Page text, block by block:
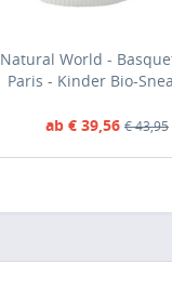
Natural World -
Paris - Kinder Bio-
ab € 39,56 € 43,95